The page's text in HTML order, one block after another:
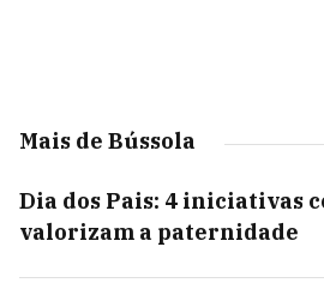
Mais de Bússola
Dia dos Pais: 4 iniciativas
valorizam a paternidade